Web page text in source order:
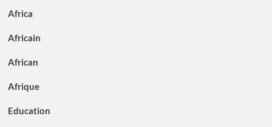
Africa
Africain
African
Afrique
Education